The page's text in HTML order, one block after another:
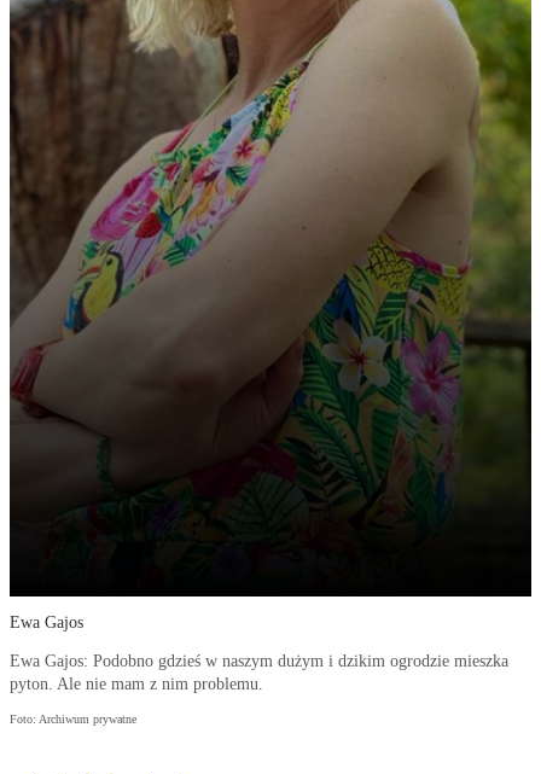
Ewa Gajos
Ewa Gajos: Podobno gdzieś w naszym dużym i dzikim ogrodzie mieszka
pyton. Ale nie mam z nim problemu.
Foto: Archiwum prywatne